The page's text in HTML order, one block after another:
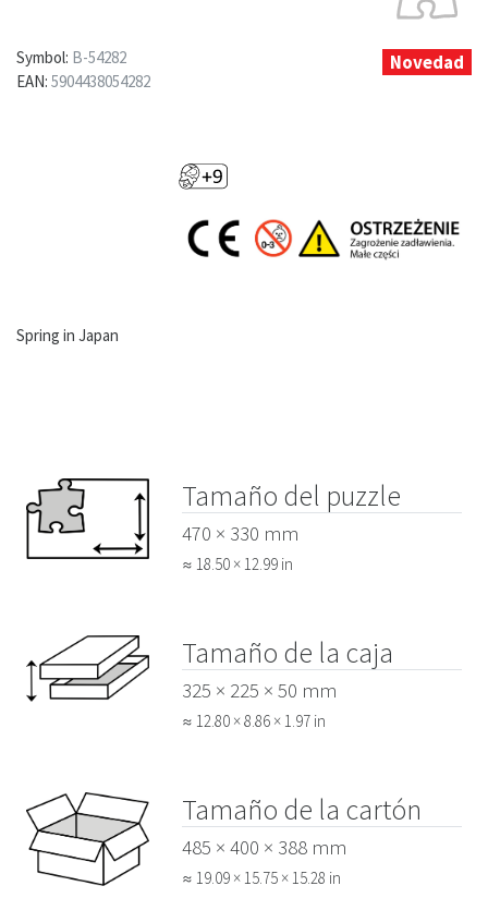
Symbol: B-54282
EAN: 5904438054282
Novedad
Spring in Japan
Tamaño del puzzle
470 × 330 mm
≈ 18.50 × 12.99 in
Tamaño de la caja
325 × 225 × 50 mm
≈ 12.80 × 8.86 × 1.97 in
Tamaño de la cartón
485 × 400 × 388 mm
≈ 19.09 × 15.75 × 15.28 in